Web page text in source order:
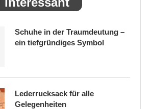
Schuhe in der Traumdeutung –
ein tiefgründiges Symbol
Lederrucksack für alle
Gelegenheiten